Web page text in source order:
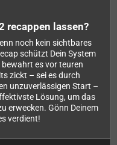
recappen lassen?
noch kein sichtbares
schützt Dein System
es vor teuren
zickt – sei es durch
unzuverlässigen Start –
Lösung, um das
erwecken. Gönn Deinem
verdient!